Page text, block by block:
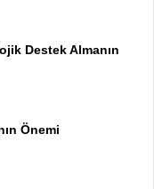
Destek Almanın
Önemi